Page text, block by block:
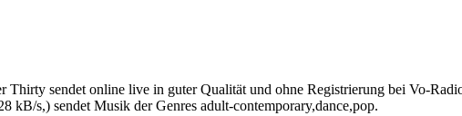
sendet online live in guter Qualität und ohne Registrierung bei Vo-
s,) sendet Musik der Genres adult-contemporary,dance,pop.